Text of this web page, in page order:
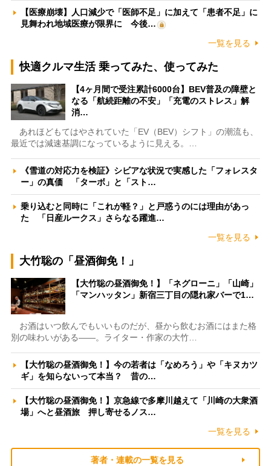
【医療崩壊】人口減少で「医師不足」に加えて「患者不足」に
見舞われ地域医療が限界に 今後…
一覧を見る
快適クルマ生活 乗ってみた、使ってみた
【4ヶ月間で受注累計6000台】BEV普及の障壁と
なる「航続距離の不安」「充電のストレス」解
消…
あれほどもてはやされていた「EV（BEV）シフト」の潮流も、
最近では減速基調になっているように見える。…
《雪道の対応力を検証》シビアな状況で実感した「フォレスタ
ー」の真価 「ターボ」と「スト…
乗り込むと同時に「これが軽？」と戸惑うのには理由があっ
た 「日産ルークス」さらなる躍進…
一覧を見る
大竹聡の「昼酒御免！」
【大竹聡の昼酒御免！】「ネグローニ」「山崎」
「マンハッタン」新宿三丁目の隠れ家バーで1…
お酒はいつ飲んでもいいものだが、昼から飲むお酒にはまた格
別の味わいがある――。ライター・作家の大竹…
【大竹聡の昼酒御免！】今の若者は「なめろう」や「キヌカツ
ギ」を知らないって本当？ 昔の…
【大竹聡の昼酒御免！】京急線で多摩川越えて「川崎の大衆酒
場」へと昼酒旅 押し寄せるノス…
一覧を見る
著者・連載の一覧を見る